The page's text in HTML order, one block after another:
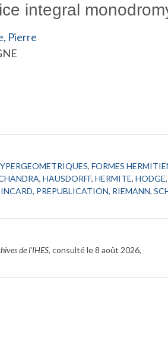
integral
Pierre
,FORMES
,HAUSDORFF,HERMITE,HODGE
, PREPUBLICATION, RIEMANN,
de l'IHES, consulté le 8 août 2026,